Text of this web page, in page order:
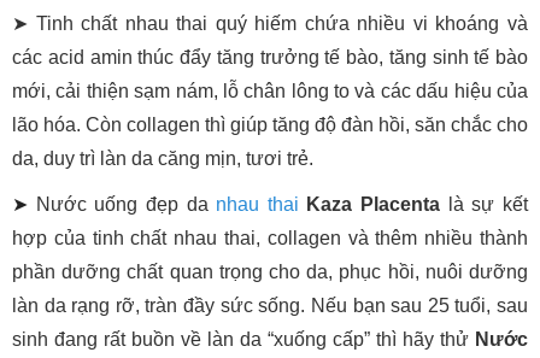
➤ Tinh chất nhau thai quý hiếm chứa nhiều vi khoáng và
các acid amin thúc đẩy tăng trưởng tế bào, tăng sinh tế bào
mới, cải thiện sạm nám, lỗ chân lông to và các dấu hiệu của
lão hóa. Còn collagen thì giúp tăng độ đàn hồi, săn chắc cho
da, duy trì làn da căng mịn, tươi trẻ.
➤ Nước uống đẹp da nhau thai Kaza Placenta là sự kết
hợp của tinh chất nhau thai, collagen và thêm nhiều thành
phần dưỡng chất quan trọng cho da, phục hồi, nuôi dưỡng
làn da rạng rỡ, tràn đầy sức sống. Nếu bạn sau 25 tuổi, sau
sinh đang rất buồn về làn da “xuống cấp” thì hãy thử Nước